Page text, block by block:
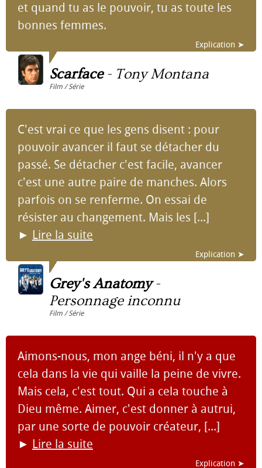
et quand tu as le pouvoir, tu as toute les
bonnes femmes.
Explication ➤
Scarface- Tony Montana
Film / Série
C'est vrai ce que les gens disent : pour
pouvoir avancer il faut se détacher du
passé. Se détacher c'est facile, avancer
c'est une autre paire de manches. Alors
parfois on se renferme. On essai de
résister au changement. Mais les [...]
► Lire la suite
Explication ➤
Grey's Anatomy-
Personnage inconnu
Film / Série
Aimons-nous, mon ange béni, il n'y a que
cela dans la vie qui vaille la peine de vivre.
Mais cela, c'est tout. Qui a cela touche à
Dieu même. Aimer, c'est donner à autrui,
par une sorte de pouvoir créateur, [...]
► Lire la suite
Explication ➤